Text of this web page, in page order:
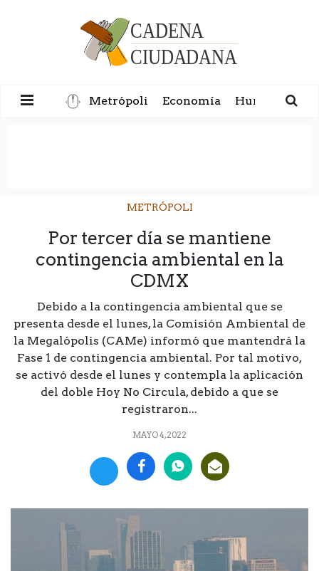
Metrópoli Economía Humanidad
METRÓPOLI
Por tercer día se mantiene
contingencia ambiental en la
CDMX
Debido a la contingencia ambiental que se
presenta desde el lunes, la Comisión Ambiental de
la Megalópolis (CAMe) informó que mantendrá la
Fase 1 de contingencia ambiental. Por tal motivo,
se activó desde el lunes y contempla la aplicación
del doble Hoy No Circula, debido a que se
registraron...
MAYO 4, 2022